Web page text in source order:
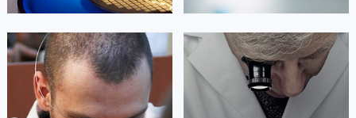
艾德琳·亚历桑德拉
资深昆仑技师
是昆仑售后服务中心
(昆仑保养中心)
的高级技师之一
艾莉森·安吉莉亚
资深昆仑技师
是昆仑售后服务中心
(昆仑保养中心)
的高级技师之一